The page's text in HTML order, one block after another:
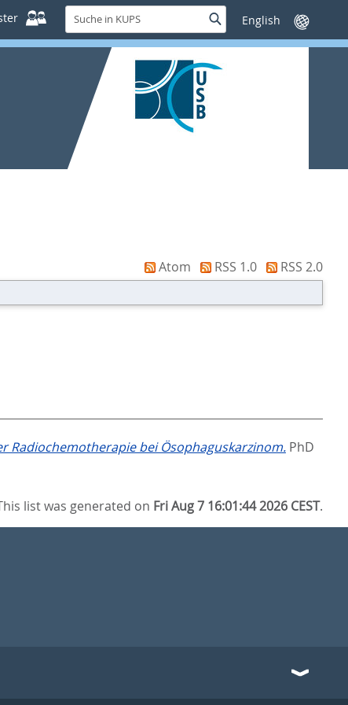
Suche
in
KUPS
SucheSprache
wechseln
Atom RSS 1.0
RSS 2.0
Radiochemotherapie bei Ösophaguskarzinom. PhD
list was generated on Fri Aug 7 16:01:44 2026 CEST.